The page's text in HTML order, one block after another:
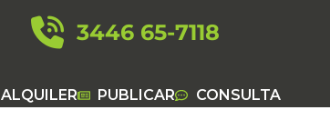
3446 65-7118
ALQUILER PUBLICAR CONSULTA